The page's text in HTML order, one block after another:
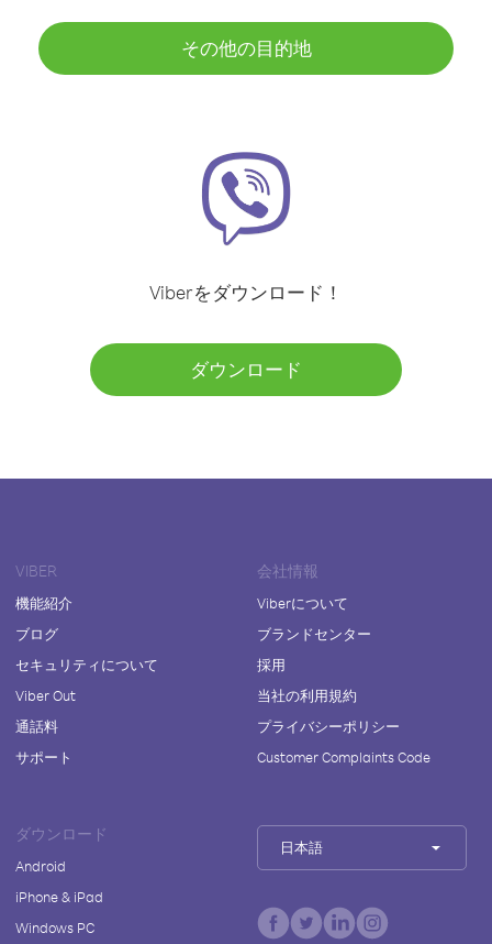
その他の目的地
Viberをダウンロード！
ダウンロード
VIBER
機能紹介
ブログ
セキュリティについて
Viber Out
通話料
サポート
会社情報
Viberについて
ブランドセンター
採用
当社の利用規約
プライバシーポリシー
Customer Complaints Code
ダウンロード
Android
iPhone & iPad
Windows PC
日本語